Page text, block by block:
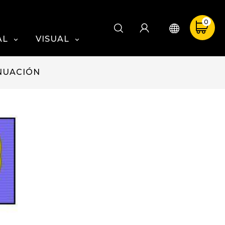
0
 VISUAL 